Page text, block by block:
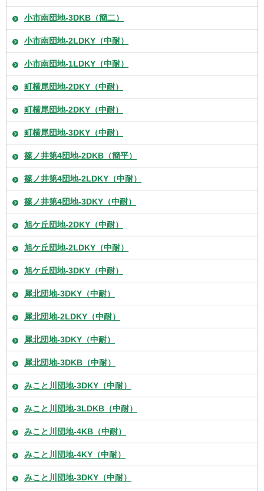
小市南団地-3DKB（簡二）
小市南団地-2LDKY（中耐）
小市南団地-1LDKY（中耐）
町横尾団地-2DKY（中耐）
町横尾団地-2DKY（中耐）
町横尾団地-3DKY（中耐）
篠ノ井第4団地-2DKB（簡平）
篠ノ井第4団地-2LDKY（中耐）
篠ノ井第4団地-3DKY（中耐）
旭ケ丘団地-2DKY（中耐）
旭ケ丘団地-2LDKY（中耐）
旭ケ丘団地-3DKY（中耐）
犀北団地-3DKY（中耐）
犀北団地-2LDKY（中耐）
犀北団地-3DKY（中耐）
犀北団地-3DKB（中耐）
みこと川団地-3DKY（中耐）
みこと川団地-3LDKB（中耐）
みこと川団地-4KB（中耐）
みこと川団地-4KY（中耐）
みこと川団地-3DKY（中耐）